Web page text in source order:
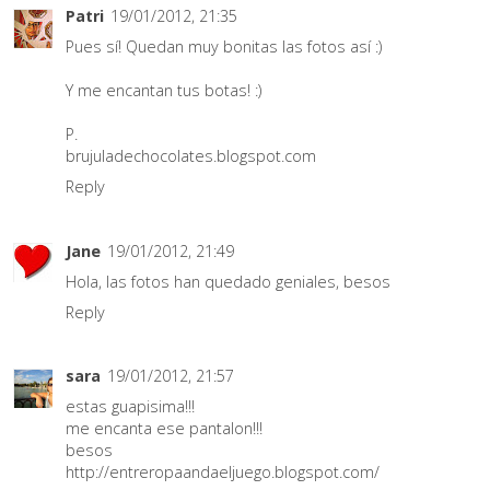
Patri 19/01/2012, 21:35
Pues sí! Quedan muy bonitas las fotos así :)
Y me encantan tus botas! :)
P.
brujuladechocolates.blogspot.com
Reply
Jane 19/01/2012, 21:49
Hola, las fotos han quedado geniales, besos
Reply
sara 19/01/2012, 21:57
estas guapisima!!!
me encanta ese pantalon!!!
besos
http://entreropaandaeljuego.blogspot.com/